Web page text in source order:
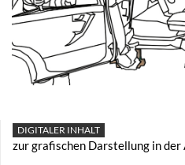
DIGITALER INHALT
zur grafischen Darstellung in der